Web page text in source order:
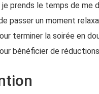
prends le temps de
passer un moment
terminer la soirée en
bénéficier de